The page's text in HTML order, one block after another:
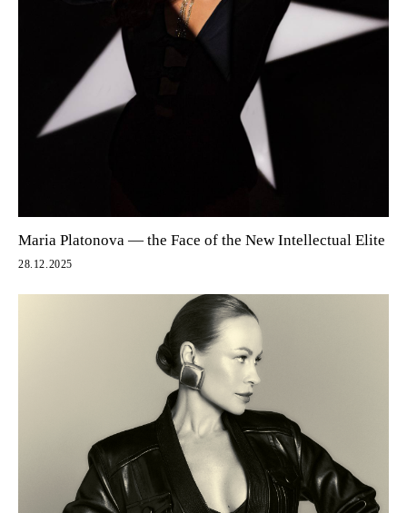
Maria Platonova — the Face of the New Intellectual Elite
28.12.2025